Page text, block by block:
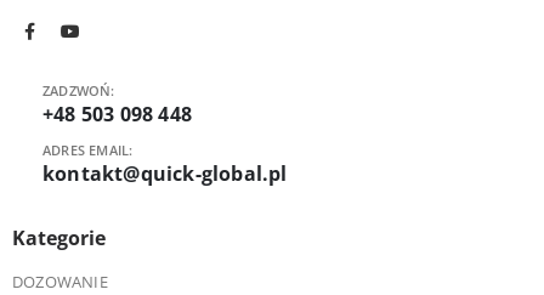
ZADZWOŃ:
+48 503 098 448
ADRES EMAIL:
kontakt@quick-global.pl
Kategorie
DOZOWANIE